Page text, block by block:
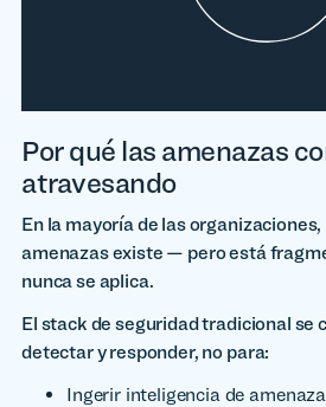
Por qué las amenazas
atravesando
En la mayoría de las
amenazas existe — pero está
nunca se aplica.
El stack de seguridad tradicional se
detectar y responder, no para:
Ingerir inteligencia de